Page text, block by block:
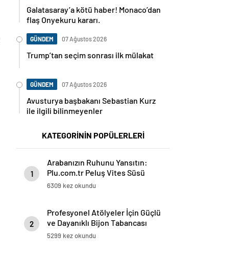
Galatasaray’a kötü haber! Monaco’dan
flaş Onyekuru kararı.
GÜNDEM 07 Ağustos 2026
Trump’tan seçim sonrası ilk mülakat
GÜNDEM 07 Ağustos 2026
Avusturya başbakanı Sebastian Kurz
ile ilgili bilinmeyenler
KATEGORİNİN POPÜLERLERİ
1
Arabanızın Ruhunu Yansıtın:
Plu.com.tr Peluş Vites Süsü
Modelleri
6309 kez okundu
2
Profesyonel Atölyeler İçin Güçlü
ve Dayanıklı Bijon Tabancası
Çözümleri
5299 kez okundu